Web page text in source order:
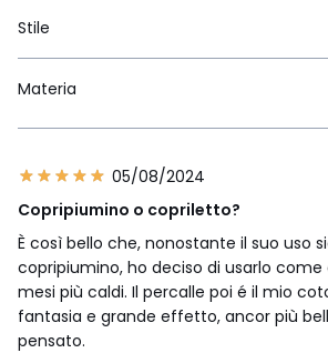
Stile
Materia
05/08/2024
Copripiumino o copriletto?
È così bello che, nonostante il suo uso
copripiumino, ho deciso di usarlo
mesi più caldi. Il percalle poi é il mio
fantasia e grande effetto, ancor più
pensato.